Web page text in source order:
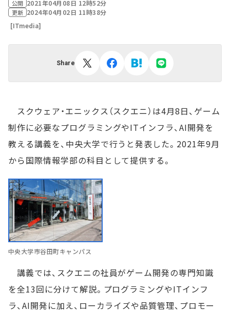
公開 2021年04月08日 12時52分
更新 2024年04月02日 11時38分
[ITmedia]
Share
スクウェア・エニックス（スクエニ）は4月8日、ゲーム
制作に必要なプログラミングやITインフラ、AI開発を
教える講義を、中央大学で行うと発表した。2021年9月
から国際情報学部の科目として提供する。
中央大学市谷田町キャンパス
講義では、スクエニの社員がゲーム開発の専門知識
を全13回に分けて解説。プログラミングやITインフ
ラ、AI開発に加え、ローカライズや品質管理、プロモー